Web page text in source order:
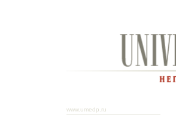
www.umedp.ru